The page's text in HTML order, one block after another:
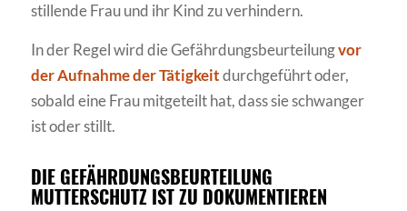
stillende Frau und ihr Kind zu verhindern.
In der Regel wird die Gefährdungsbeurteilungvor
der Aufnahme der Tätigkeitdurchgeführt oder,
sobald eine Frau mitgeteilt hat, dass sie schwanger
ist oder stillt.
DIE GEFÄHRDUNGSBEURTEILUNG
MUTTERSCHUTZ IST ZU DOKUMENTIEREN